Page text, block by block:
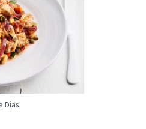
Dias